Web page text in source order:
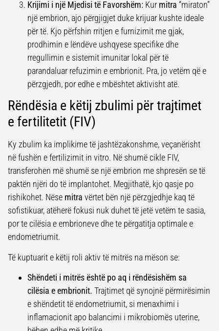
Krijimi i një Mjedisi të Favorshëm: Kur mitra “miraton”
një embrion, ajo përgjigjet duke krijuar kushte ideale
për të. Kjo përfshin rritjen e furnizimit me gjak,
prodhimin e lëndëve ushqyese specifike dhe
rregullimin e sistemit imunitar lokal për të
parandaluar refuzimin e embrionit. Pra, jo vetëm që e
përzgjedh, por edhe e mbështet aktivisht atë.
Rëndësia e këtij zbulimi për trajtimet
e fertilitetit (FIV)
Ky zbulim ka implikime të jashtëzakonshme, veçanërisht
në fushën e fertilizimit in vitro. Në shumë cikle FIV,
transferohen më shumë se një embrion me shpresën se të
paktën njëri do të implantohet. Megjithatë, kjo qasje po
rishikohet. Nëse mitra vërtet bën një përzgjedhje kaq të
sofistikuar, atëherë fokusi nuk duhet të jetë vetëm te sasia,
por te cilësia e embrioneve dhe te përgatitja optimale e
endometriumit.
Të kuptuarit e këtij roli aktiv të mitrës na mëson se:
Shëndeti i mitrës është po aq i rëndësishëm sa
cilësia e embrionit. Trajtimet që synojnë përmirësimin
e shëndetit të endometriumit, si menaxhimi i
inflamacionit apo balancimi i mikrobiomës uterine,